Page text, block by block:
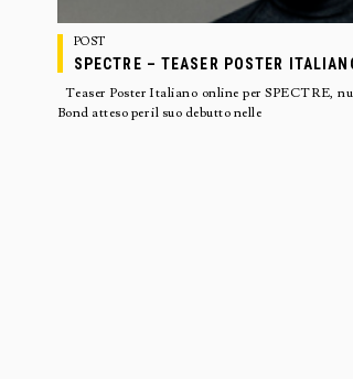
POST
SPECTRE – TEASER POSTER
Teaser Poster Italiano online per SPECTRE,
Bond atteso per il suo debutto nelle